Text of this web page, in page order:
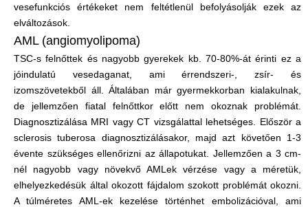
vesefunkciós értékeket nem feltétlenül befolyásolják ezek az
elváltozások.
AML (angiomyolipoma)
TSC-s felnőttek és nagyobb gyerekek kb. 70-80%-át érinti ez a
jóindulatú vesedaganat, ami érrendszeri-, zsír- és
izomszövetekből áll. Általában már gyermekkorban kialakulnak,
de jellemzően fiatal felnőttkor előtt nem okoznak problémát.
Diagnosztizálása MRI vagy CT vizsgálattal lehetséges. Először a
sclerosis tuberosa diagnosztizálásakor, majd azt követően 1-3
évente szükséges ellenőrizni az állapotukat. Jellemzően a 3 cm-
nél nagyobb vagy növekvő AMLek vérzése vagy a méretük,
elhelyezkedésük által okozott fájdalom szokott problémát okozni.
A túlméretes AML-ek kezelése történhet embolizációval, ami